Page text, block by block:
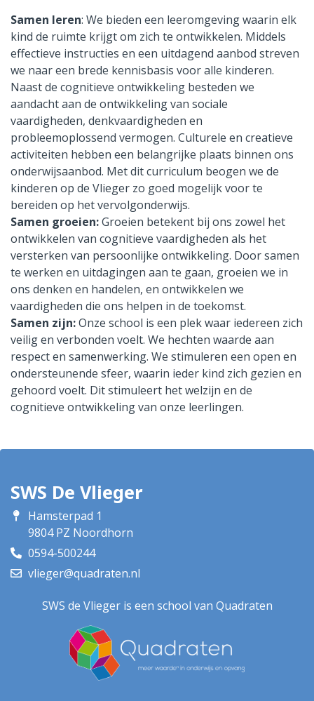
Samen leren: We bieden een leeromgeving waarin elk
kind de ruimte krijgt om zich te ontwikkelen. Middels
effectieve instructies en een uitdagend aanbod streven
we naar een brede kennisbasis voor alle kinderen.
Naast de cognitieve ontwikkeling besteden we
aandacht aan de ontwikkeling van sociale
vaardigheden, denkvaardigheden en
probleemoplossend vermogen. Culturele en creatieve
activiteiten hebben een belangrijke plaats binnen ons
onderwijsaanbod. Met dit curriculum beogen we de
kinderen op de Vlieger zo goed mogelijk voor te
bereiden op het vervolgonderwijs.
Samen groeien:Groeien betekent bij ons zowel het
ontwikkelen van cognitieve vaardigheden als het
versterken van persoonlijke ontwikkeling. Door samen
te werken en uitdagingen aan te gaan, groeien we in
ons denken en handelen, en ontwikkelen we
vaardigheden die ons helpen in de toekomst.
Samen zijn:Onze school is een plek waar iedereen zich
veilig en verbonden voelt. We hechten waarde aan
respect en samenwerking. We stimuleren een open en
ondersteunende sfeer, waarin ieder kind zich gezien en
gehoord voelt. Dit stimuleert het welzijn en de
cognitieve ontwikkeling van onze leerlingen.
SWS De Vlieger
Hamsterpad 1
9804 PZ Noordhorn
0594-500244
vlieger@quadraten.nl
SWS de Vlieger is een school van Quadraten